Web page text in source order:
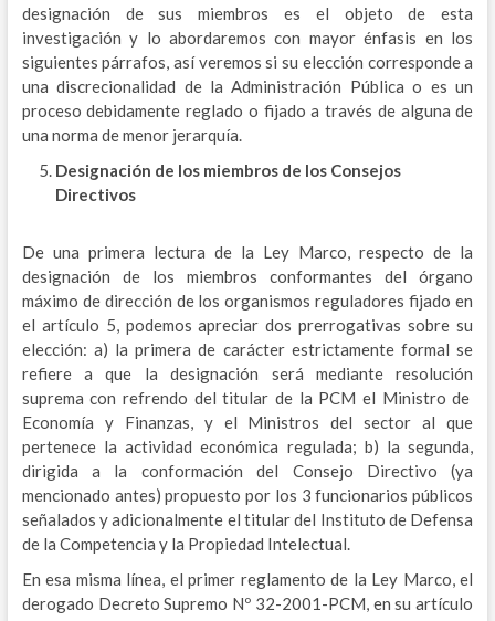
designación de sus miembros es el objeto de esta
investigación y lo abordaremos con mayor énfasis en los
siguientes párrafos, así veremos si su elección corresponde a
una discrecionalidad de la Administración Pública o es un
proceso debidamente reglado o fijado a través de alguna de
una norma de menor jerarquía.
Designación de los miembros de los Consejos
Directivos
De una primera lectura de la Ley Marco, respecto de la
designación de los miembros conformantes del órgano
máximo de dirección de los organismos reguladores fijado en
el artículo 5, podemos apreciar dos prerrogativas sobre su
elección: a) la primera de carácter estrictamente formal se
refiere a que la designación será mediante resolución
suprema con refrendo del titular de la PCM el Ministro de
Economía y Finanzas, y el Ministros del sector al que
pertenece la actividad económica regulada; b) la segunda,
dirigida a la conformación del Consejo Directivo (ya
mencionado antes) propuesto por los 3 funcionarios públicos
señalados y adicionalmente el titular del Instituto de Defensa
de la Competencia y la Propiedad Intelectual.
En esa misma línea, el primer reglamento de la Ley Marco, el
derogado Decreto Supremo Nº 32-2001-PCM, en su artículo